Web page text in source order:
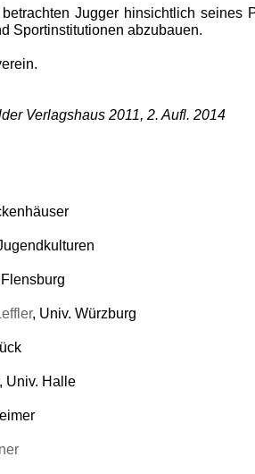
Jugger hinsichtlich seines
Sportinstitutionen abzubauen.
Verlagshaus 2011, 2. Aufl. 2014
, Univ. Würzburg
Univ. Halle